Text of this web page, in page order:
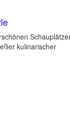
kulinarischer